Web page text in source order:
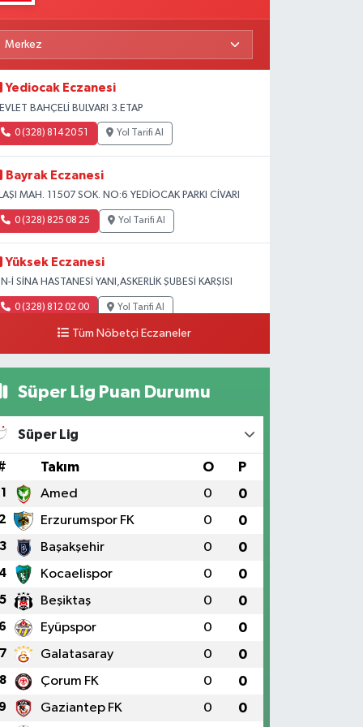
Yediocak Eczanesi
BAHÇELİ BULVARI 3.ETAP
0 (328) 814 20 51 Yol Tarifi Al
Bayrak Eczanesi
MAH. 11507 SOK. NO:6 YEDİOCAK PARKI CİVARI
0 (328) 825 08 25 Yol Tarifi Al
Yüksek Eczanesi
İ SİNA HASTANESİ YANI,ASKERLİK ŞUBESİ KARŞISI
0 (328) 812 02 00 Yol Tarifi Al
Tüm Nöbetçi Eczaneler
Süper Lig Puan Durumu
Süper Lig
Takım O P
1 Amed 0 0
2 Erzurumspor FK 0 0
3 Başakşehir 0 0
4 Kocaelispor 0 0
5 Beşiktaş 0 0
6 Eyüpspor 0 0
7 Galatasaray 0 0
8 Çorum FK 0 0
9 Gaziantep FK 0 0